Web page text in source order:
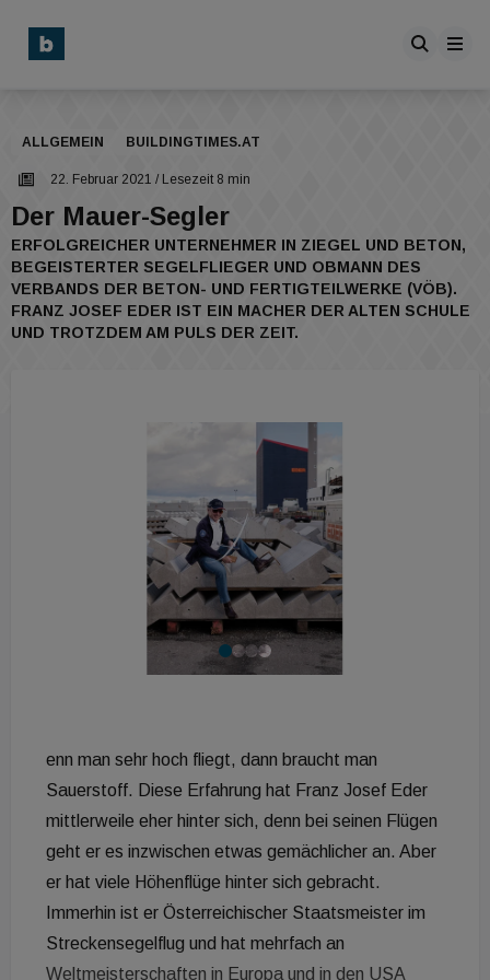
ALLGEMEIN BUILDINGTIMES.AT
22. Februar 2021 / Lesezeit 8 min
Der Mauer-Segler
ERFOLGREICHER UNTERNEHMER IN ZIEGEL UND BETON,
BEGEISTERTER SEGELFLIEGER UND OBMANN DES
VERBANDS DER BETON- UND FERTIGTEILWERKE (VÖB).
FRANZ JOSEF EDER IST EIN MACHER DER ALTEN SCHULE
UND TROTZDEM AM PULS DER ZEIT.
enn man sehr hoch fliegt, dann braucht man
Sauerstoff. Diese Erfahrung hat Franz Josef Eder
mittlerweile eher hinter sich, denn bei seinen Flügen
geht er es inzwischen etwas gemächlicher an. Aber
er hat viele Höhenflüge hinter sich gebracht.
Immerhin ist er Österreichischer Staatsmeister im
Streckensegelflug und hat mehrfach an
Weltmeisterschaften in Europa und in den USA